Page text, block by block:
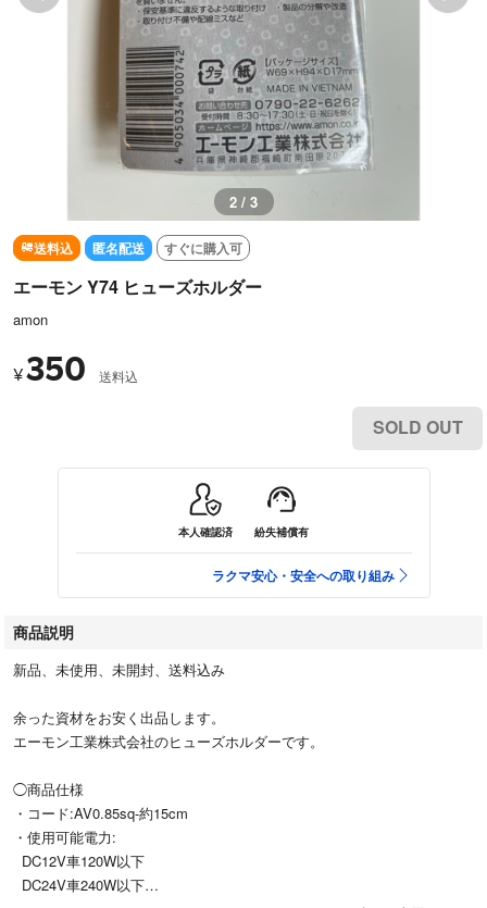
2 / 3
送料込 匿名配送 すぐに購入可
エーモン Y74 ヒューズホルダー
amon
¥350 送料込
SOLD OUT
本人確認済 紛失補償有
ラクマ安心・安全への取り組み
商品説明
新品、未使用、未開封、送料込み
余った資材をお安く出品します。
エーモン工業株式会社のヒューズホルダーです。
◯商品仕様
・コード:AV0.85sq-約15cm
・使用可能電力:
DC12V車120W以下
DC24V車240W以下